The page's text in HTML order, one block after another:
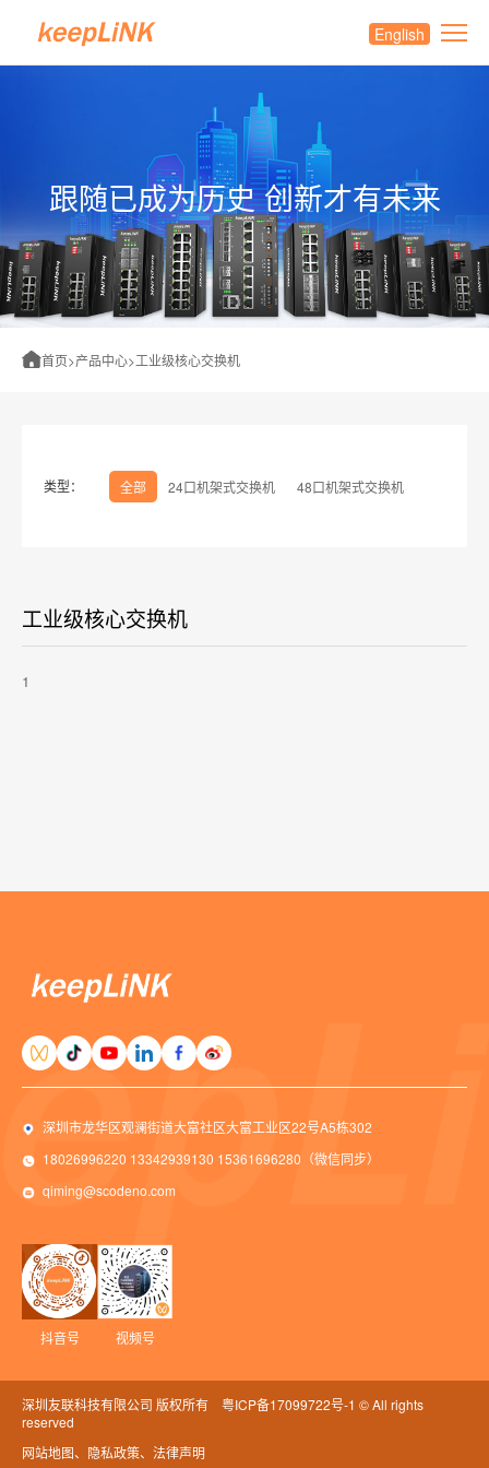
English
跟随已成为历史 创新才有未来
首页>产品中心>工业级核心交换机
类型： 全部 24口机架式交换机 48口机架式交换机
工业级核心交换机
1
深圳市龙华区观澜街道大富社区大富工业区22号A5栋302
18026996220 13342939130 15361696280（微信同步）
qiming@scodeno.com
抖音号 视频号
深圳友联科技有限公司 版权所有 粤ICP备17099722号-1 © All rights
reserved
网站地图、隐私政策、法律声明